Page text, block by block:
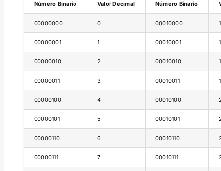
Número Binario Valor Decimal Número Binario
00000000 0 00010000
00000001 1 00010001
00000010 2 00010010
00000011 3 00010011
00000100 4 00010100
00000101 5 00010101
00000110 6 00010110
00000111 7 00010111